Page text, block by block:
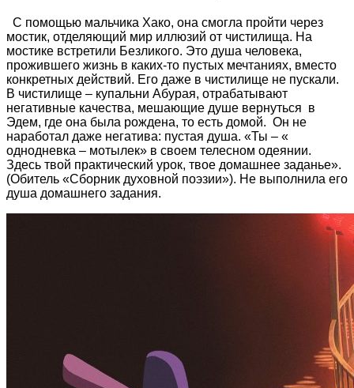
С помощью мальчика Хако, она смогла пройти через
мостик, отделяющий мир иллюзий от чистилища. На
мостике встретили Безликого. Это душа человека,
прожившего жизнь в каких-то пустых мечтаниях, вместо
конкретных действий. Его даже в чистилище не пускали.
В чистилище – купальни Абурая, отрабатывают
негативные качества, мешающие душе вернуться в
Эдем, где она была рождена, то есть домой. Он не
наработал даже негатива: пустая душа. «Ты – «
однодневка – мотылек» в своем телесном одеянии.
Здесь твой практический урок, твое домашнее заданье».
(Обитель «Сборник духовной поэзии»). Не выполнила его
душа домашнего задания.